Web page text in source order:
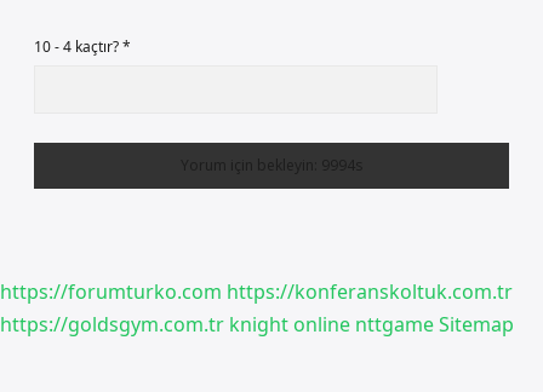
10 - 4 kaçtır?*
https://forumturko.com https://konferanskoltuk.com.tr
https://goldsgym.com.tr knight online nttgameSitemap